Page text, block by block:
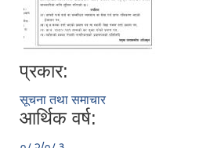
प्रकार:
सूचना तथा समाचार
आर्थिक वर्ष: